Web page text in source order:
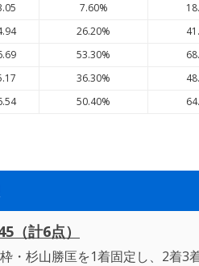
7.60%
26.20%
53.30%
36.30%
50.40%
（計6点）
・杉山勝匡を1着固定し、2着3